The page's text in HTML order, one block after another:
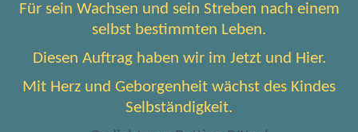
Für sein Wachsen und sein Streben nach einem
selbst bestimmten Leben.
Diesen Auftrag haben wir im Jetzt und Hier.
Mit Herz und Geborgenheit wächst des Kindes
Selbständigkeit.